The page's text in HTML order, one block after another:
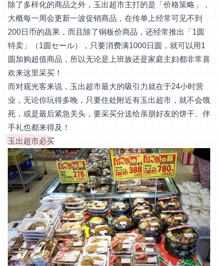
除了多样化的商品之外，玉出超市主打的是「价格策略」，
大概每一周会更新一波促销商品，在传单上经常可见不到
200日币的蔬果，而且除了铜板价商品，还经常推出「1圆
特卖」（1圆セール），只要消费满1000日圆，就可以用1
圆加购超值商品，所以无论是上班族还是家庭主妇都非常喜
欢来这里采买！
而对观光客来说，玉出超市最大的吸引力就在于24小时营
业，无论你玩得多晚，只要住处附近有玉出超市，就不会饿
死，或是最后紧急关头，要采买分送给亲朋好友的饼干、伴
手礼也都来得及！
玉出超市必买